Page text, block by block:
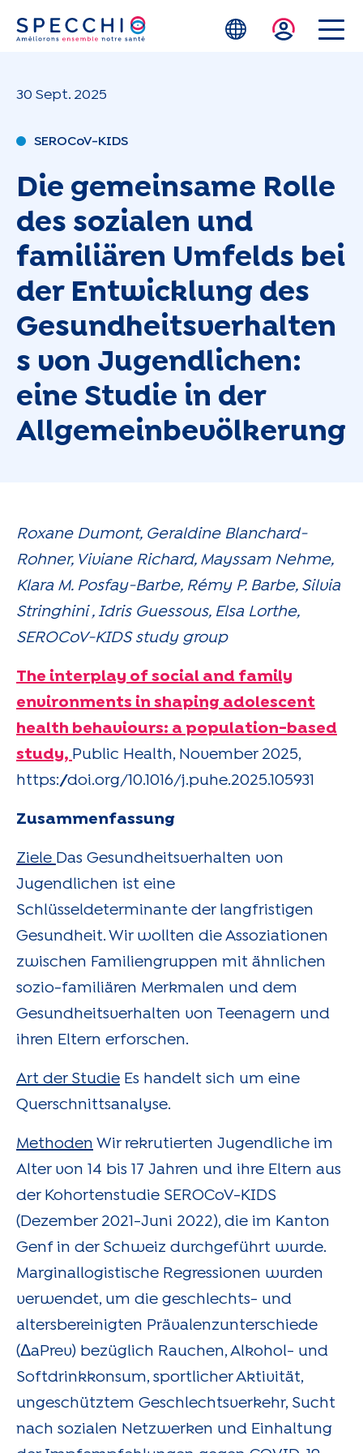
Zum Hauptinhalt springen
30 Sept. 2025
SEROCoV-KIDS
Die gemeinsame Rolle
des sozialen und
familiären Umfelds bei
der Entwicklung des
Gesundheitsverhalten
s von Jugendlichen:
eine Studie in der
Allgemeinbevölkerung
Roxane Dumont, Geraldine Blanchard-
Rohner, Viviane Richard, Mayssam Nehme,
Klara M. Posfay-Barbe, Rémy P. Barbe, Silvia
Stringhini , Idris Guessous, Elsa Lorthe,
SEROCoV-KIDS study group
The interplay of social and family
environments in shaping adolescent
health behaviours: a population-based
study, Public Health, November 2025,
https://doi.org/10.1016/j.puhe.2025.105931
Zusammenfassung
Ziele Das Gesundheitsverhalten von
Jugendlichen ist eine
Schlüsseldeterminante der langfristigen
Gesundheit. Wir wollten die Assoziationen
zwischen Familiengruppen mit ähnlichen
sozio-familiären Merkmalen und dem
Gesundheitsverhalten von Teenagern und
ihren Eltern erforschen.
Art der Studie Es handelt sich um eine
Querschnittsanalyse.
Methoden Wir rekrutierten Jugendliche im
Alter von 14 bis 17 Jahren und ihre Eltern aus
der Kohortenstudie SEROCoV-KIDS
(Dezember 2021-Juni 2022), die im Kanton
Genf in der Schweiz durchgeführt wurde.
Marginallogistische Regressionen wurden
verwendet, um die geschlechts- und
altersbereinigten Prävalenzunterschiede
(ΔaPrev) bezüglich Rauchen, Alkohol- und
Softdrinkkonsum, sportlicher Aktivität,
ungeschütztem Geschlechtsverkehr, Sucht
nach sozialen Netzwerken und Einhaltung